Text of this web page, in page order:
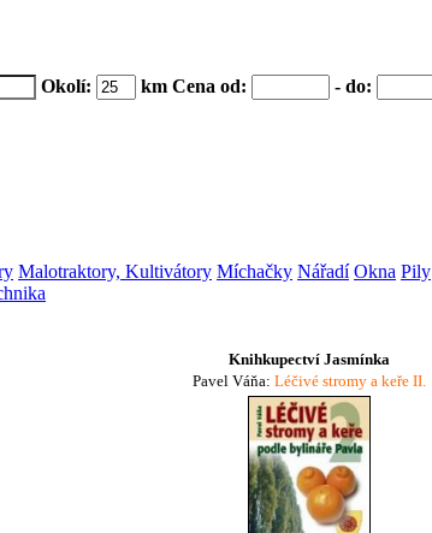
Okolí: km Cena od: - do:
Malotraktory, Kultivátory Míchačky Nářadí Okna Pily
Knihkupectví Jasmínka
Pavel Váňa: Léčivé stromy a keře II.